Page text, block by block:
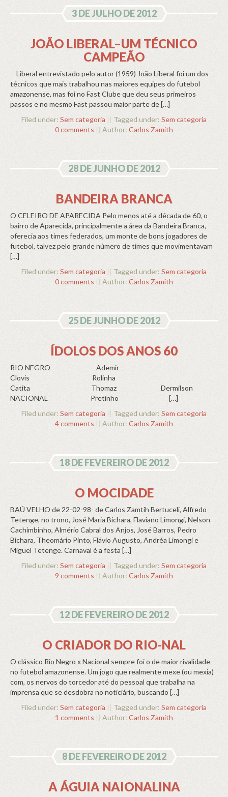
3 DE JULHO DE 2012
JOÃO LIBERAL–UM TÉCNICO
CAMPEÃO
Liberal entrevistado pelo autor (1959) João Liberal foi um dos
técnicos que mais trabalhou nas maiores equipes do futebol
amazonense, mas foi no Fast Clube que deu seus primeiros
passos e no mesmo Fast passou maior parte de […]
Filed under: Sem categoria || Tagged under: Sem categoria
0 comments || Author: Carlos Zamith
28 DE JUNHO DE 2012
BANDEIRA BRANCA
O CELEIRO DE APARECIDA Pelo menos até a década de 60, o
bairro de Aparecida, principalmente a área da Bandeira Branca,
oferecia aos times federados, um monte de bons jogadores de
futebol, talvez pelo grande número de times que movimentavam
[…]
Filed under: Sem categoria || Tagged under: Sem categoria
0 comments || Author: Carlos Zamith
25 DE JUNHO DE 2012
ÍDOLOS DOS ANOS 60
RIO NEGRO Ademir
Clovis Rolinha
Catita Thomaz Dermilson
NACIONAL Pretinho […]
Filed under: Sem categoria || Tagged under: Sem categoria
4 comments || Author: Carlos Zamith
18 DE FEVEREIRO DE 2012
O MOCIDADE
BAÚ VELHO de 22-02-98- de Carlos Zamtih Bertuceli, Alfredo
Tetenge, no trono, José Maria Bichara, Flaviano Limongi, Nelson
Cachimbinho, Almério Cabral dos Anjos, José Barros, Pedro
Bichara, Theomário Pinto, Flávio Augusto, Andréa Limongi e
Miguel Tetenge. Carnaval é a festa […]
Filed under: Sem categoria || Tagged under: Sem categoria
9 comments || Author: Carlos Zamith
12 DE FEVEREIRO DE 2012
O CRIADOR DO RIO-NAL
O clássico Rio Negro x Nacional sempre foi o de maior rivalidade
no futebol amazonense. Um jogo que realmente mexe (ou mexia)
com, os nervos do torcedor até do pessoal que trabalha na
imprensa que se desdobra no noticiário, buscando […]
Filed under: Sem categoria || Tagged under: Sem categoria
1 comments || Author: Carlos Zamith
8 DE FEVEREIRO DE 2012
A ÁGUIA NAIONALINA